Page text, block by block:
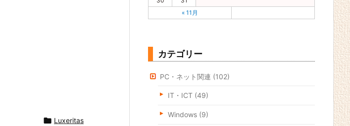
 Luxeritas
« 11月
カテゴリー
PC・ネット関連 (102)
IT・ICT (49)
Windows (9)